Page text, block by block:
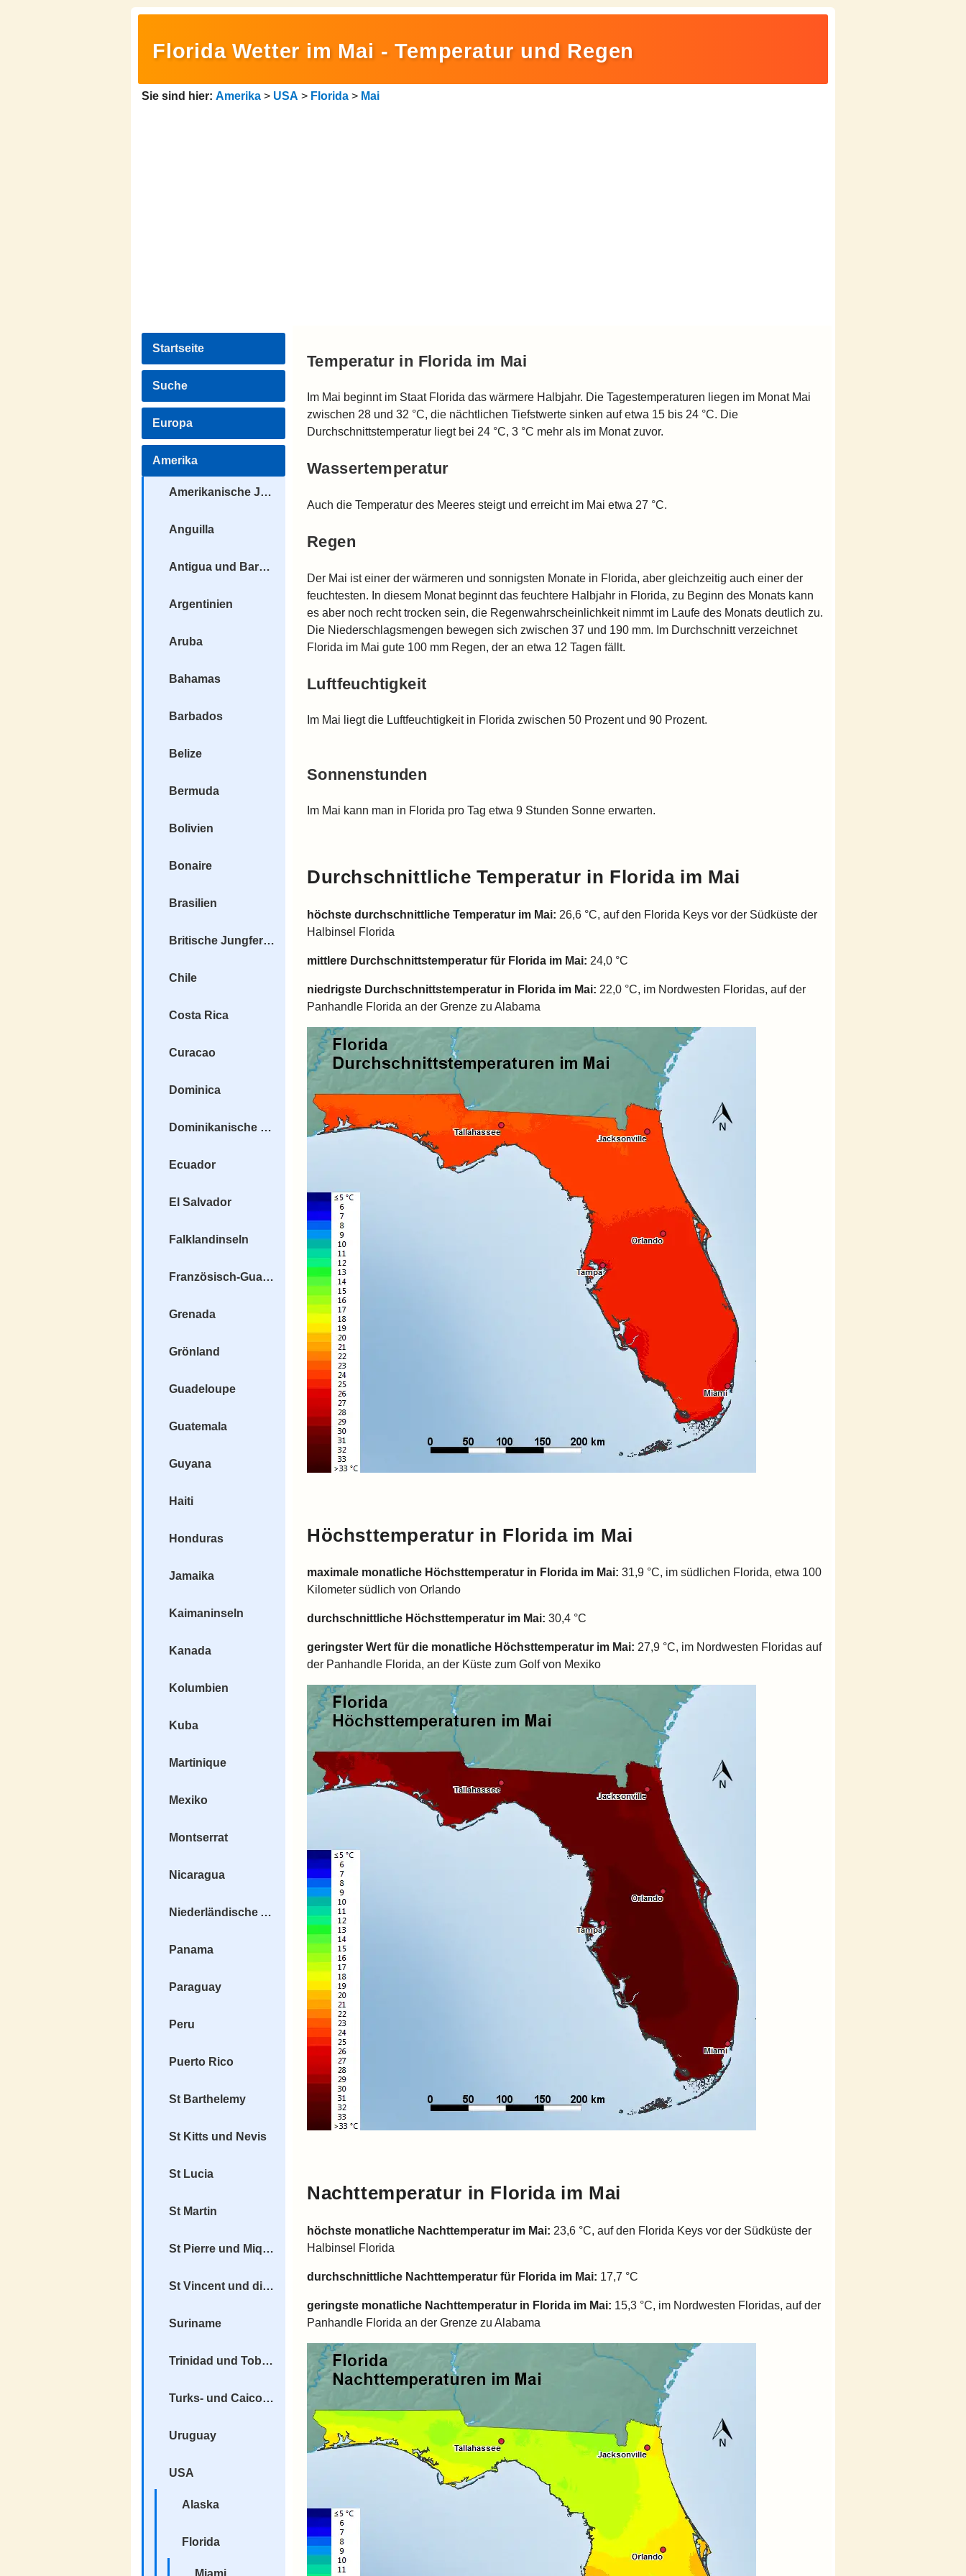
Florida Wetter im Mai - Temperatur und Regen
Sie sind hier: Amerika > USA > Florida > Mai
Startseite
Suche
Europa
Amerika
Amerikanische Jungferninseln
Anguilla
Antigua und Barbuda
Argentinien
Aruba
Bahamas
Barbados
Belize
Bermuda
Bolivien
Bonaire
Brasilien
Britische Jungferninseln
Chile
Costa Rica
Curacao
Dominica
Dominikanische Republik
Ecuador
El Salvador
Falklandinseln
Französisch-Guayana
Grenada
Grönland
Guadeloupe
Guatemala
Guyana
Haiti
Honduras
Jamaika
Kaimaninseln
Kanada
Kolumbien
Kuba
Martinique
Mexiko
Montserrat
Nicaragua
Niederländische Antillen
Panama
Paraguay
Peru
Puerto Rico
St Barthelemy
St Kitts und Nevis
St Lucia
St Martin
St Pierre und Miquelon
St Vincent und die Grenadinen
Suriname
Trinidad und Tobago
Turks- und Caicosinseln
Uruguay
USA
Alaska
Florida
Temperatur in Florida im Mai
Im Mai beginnt im Staat Florida das wärmere Halbjahr. Die Tagestemperaturen liegen im Monat Mai
zwischen 28 und 32 °C, die nächtlichen Tiefstwerte sinken auf etwa 15 bis 24 °C. Die
Durchschnittstemperatur liegt bei 24 °C, 3 °C mehr als im Monat zuvor.
Wassertemperatur
Auch die Temperatur des Meeres steigt und erreicht im Mai etwa 27 °C.
Regen
Der Mai ist einer der wärmeren und sonnigsten Monate in Florida, aber gleichzeitig auch einer der
feuchtesten. In diesem Monat beginnt das feuchtere Halbjahr in Florida, zu Beginn des Monats kann
es aber noch recht trocken sein, die Regenwahrscheinlichkeit nimmt im Laufe des Monats deutlich zu.
Die Niederschlagsmengen bewegen sich zwischen 37 und 190 mm. Im Durchschnitt verzeichnet
Florida im Mai gute 100 mm Regen, der an etwa 12 Tagen fällt.
Luftfeuchtigkeit
Im Mai liegt die Luftfeuchtigkeit in Florida zwischen 50 Prozent und 90 Prozent.
Sonnenstunden
Im Mai kann man in Florida pro Tag etwa 9 Stunden Sonne erwarten.
Durchschnittliche Temperatur in Florida im Mai
höchste durchschnittliche Temperatur im Mai: 26,6 °C, auf den Florida Keys vor der Südküste der
Halbinsel Florida
mittlere Durchschnittstemperatur für Florida im Mai: 24,0 °C
niedrigste Durchschnittstemperatur in Florida im Mai: 22,0 °C, im Nordwesten Floridas, auf der
Panhandle Florida an der Grenze zu Alabama
Höchsttemperatur in Florida im Mai
maximale monatliche Höchsttemperatur in Florida im Mai: 31,9 °C, im südlichen Florida, etwa 100
Kilometer südlich von Orlando
durchschnittliche Höchsttemperatur im Mai: 30,4 °C
geringster Wert für die monatliche Höchsttemperatur im Mai: 27,9 °C, im Nordwesten Floridas auf
der Panhandle Florida, an der Küste zum Golf von Mexiko
Nachttemperatur in Florida im Mai
höchste monatliche Nachttemperatur im Mai: 23,6 °C, auf den Florida Keys vor der Südküste der
Halbinsel Florida
durchschnittliche Nachttemperatur für Florida im Mai: 17,7 °C
geringste monatliche Nachttemperatur in Florida im Mai: 15,3 °C, im Nordwesten Floridas, auf der
Panhandle Florida an der Grenze zu Alabama